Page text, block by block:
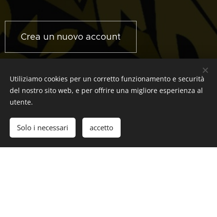
Crea un nuovo account
Inizio utente
Email
Utiliziamo cookies per un corretto funzionamento e securità
del nostro sito web, e per offrire una migliore esperienza al
utente.
Solo i necessari accetto